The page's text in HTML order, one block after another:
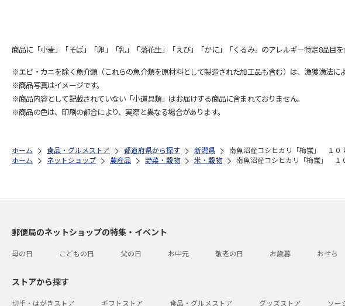
商品に「小麦」「そば」「卵」「乳」「落花生」「えび」「かに」「くるみ」のアレルギー特定8品目を
※エビ・カニを除く魚介類（これらの魚介類を原材料として製造された加工品も含む）は、漁獲漁法
※商品写真はイメージです。
※商品内容として記載されていない「小道具類」はお届けする商品に含まれておりません。
※商品の色は、印刷の都合により、実際と異なる場合があります。
ホーム 食品・グルメストア 都道府県から探す 新潟県
南魚沼産コシヒカリ「梅蛍」 １０
ホーム
ネットショップ 農産品 野菜・穀物 米・穀物 南魚沼産コシヒカリ「梅蛍」 １
郵便局のネットショップの特集・イベント
母の日 こどもの日 父の日 お中元 敬老の日 お歳暮 おせち
ストアから探す
切手・はがきストア ギフトストア 食品・グルメストア グッズストア ソー